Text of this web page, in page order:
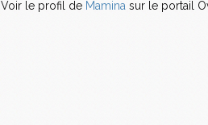
Voir le profil de Mamina sur le portail